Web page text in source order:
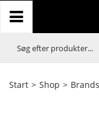
Start > Shop > Brands